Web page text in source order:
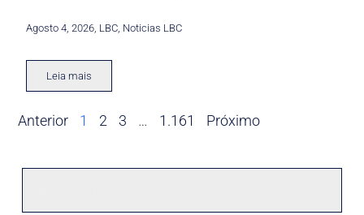
Agosto 4, 2026 LBC Noticias LBC
Leia mais
Anterior 1 2 3 … 1.161 Próximo